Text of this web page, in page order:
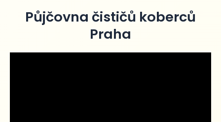
Půjčovna čističů koberců
Praha